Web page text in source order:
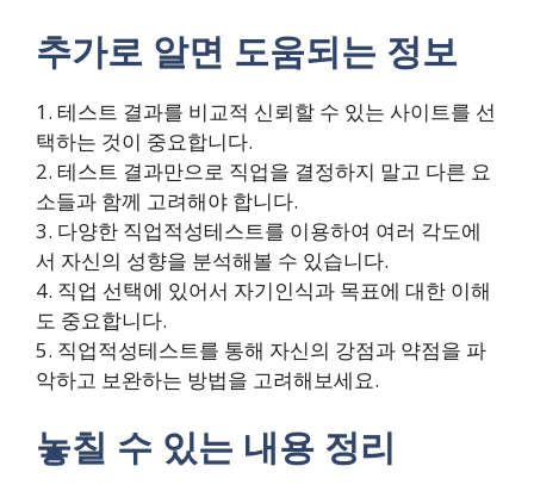
추가로 알면 도움되는 정보
1. 테스트 결과를 비교적 신뢰할 수 있는 사이트를 선
택하는 것이 중요합니다.
2. 테스트 결과만으로 직업을 결정하지 말고 다른 요
소들과 함께 고려해야 합니다.
3. 다양한 직업적성테스트를 이용하여 여러 각도에
서 자신의 성향을 분석해볼 수 있습니다.
4. 직업 선택에 있어서 자기인식과 목표에 대한 이해
도 중요합니다.
5. 직업적성테스트를 통해 자신의 강점과 약점을 파
악하고 보완하는 방법을 고려해보세요.
놓칠 수 있는 내용 정리